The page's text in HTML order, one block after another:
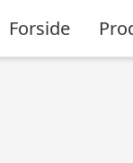
Forside